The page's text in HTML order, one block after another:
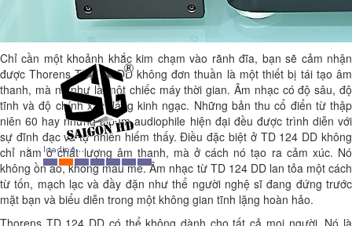
Chỉ cần một khoảnh khắc kim chạm vào rãnh đĩa, bạn sẽ cảm nhận
được Thorens TD 124 DD không đơn thuần là một thiết bị tái tạo âm
thanh, mà nó như là một chiếc máy thời gian. Âm nhạc có độ sâu, độ
tĩnh và độ chính xác đáng kinh ngạc. Những bản thu cổ điển từ thập
niên 60 hay những album audiophile hiện đại đều được trình diễn với
sự đĩnh đạc và tự nhiên hiếm thấy. Điều đặc biệt ở TD 124 DD không
chỉ nằm ở chất lượng âm thanh, mà ở cách nó tạo ra cảm xúc. Nó
không ồn ào, không màu mè. Âm nhạc từ TD 124 DD lan tỏa một cách
từ tốn, mạch lạc và đầy đặn như thể người nghệ sĩ đang đứng trước
mặt bạn và biểu diễn trong một không gian tĩnh lặng hoàn hảo.
Thorens TD 124 DD có thể không dành cho tất cả mọi người. Nó là